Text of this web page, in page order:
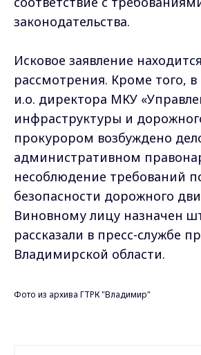
законодательства.
Исковое заявление
рассмотрения. Кроме того,
и.о. директора МКУ
инфраструктуры и
прокурором возбуждено
административном
несоблюдение требований
безопасности дорожного
Виновному лицу назначен
рассказали в пресс-службе
Владимирской области.
Фото из архива ГТРК "Владимир"